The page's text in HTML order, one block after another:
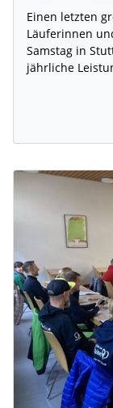
Einen letzten
Läuferinnen
Samstag in
jährliche